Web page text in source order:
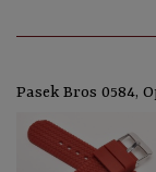
Pasek Bros 0584,